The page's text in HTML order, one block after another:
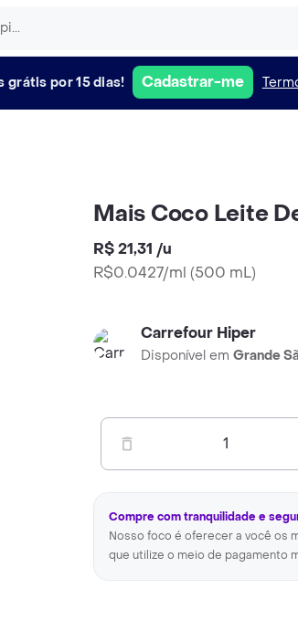
grátis por 15 dias! Cadastrar-me
Mais Coco Leite
R$ 21,31 /u
R$0.0427/ml (500 mL)
Carrefour Hiper
Disponível em Grande
1
Compre com tranquilidade e
Nosso foco é oferecer a você os
que utilize o meio de pagamento